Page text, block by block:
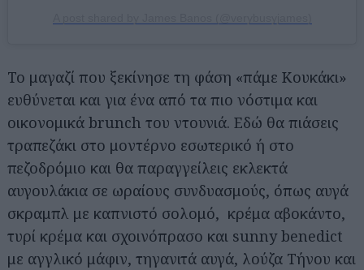
Το μαγαζί που ξεκίνησε τη φάση «πάμε Κουκάκι»
ευθύνεται και για ένα από τα πιο νόστιμα και
οικονομικά brunch του ντουνιά. Εδώ θα πιάσεις
τραπεζάκι στο μοντέρνο εσωτερικό ή στο
πεζοδρόμιο και θα παραγγείλεις εκλεκτά
αυγουλάκια σε ωραίους συνδυασμούς, όπως αυγά
σκραμπλ με καπνιστό σολομό, κρέμα αβοκάντο,
τυρί κρέμα και σχοινόπρασο και sunny benedict
με αγγλικό μάφιν, τηγανιτά αυγά, λούζα Τήνου και